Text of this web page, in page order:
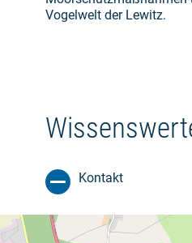
Vogelwelt der Lewitz.
Kontakt